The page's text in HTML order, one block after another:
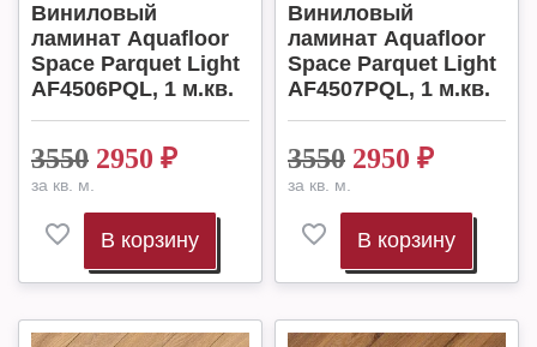
Виниловый
ламинат Aquafloor
Space Parquet Light
AF4506PQL, 1 м.кв.
3550 2950 ₽
за кв. м.
В корзину
Виниловый
ламинат Aquafloor
Space Parquet Light
AF4507PQL, 1 м.кв.
3550 2950 ₽
за кв. м.
В корзину